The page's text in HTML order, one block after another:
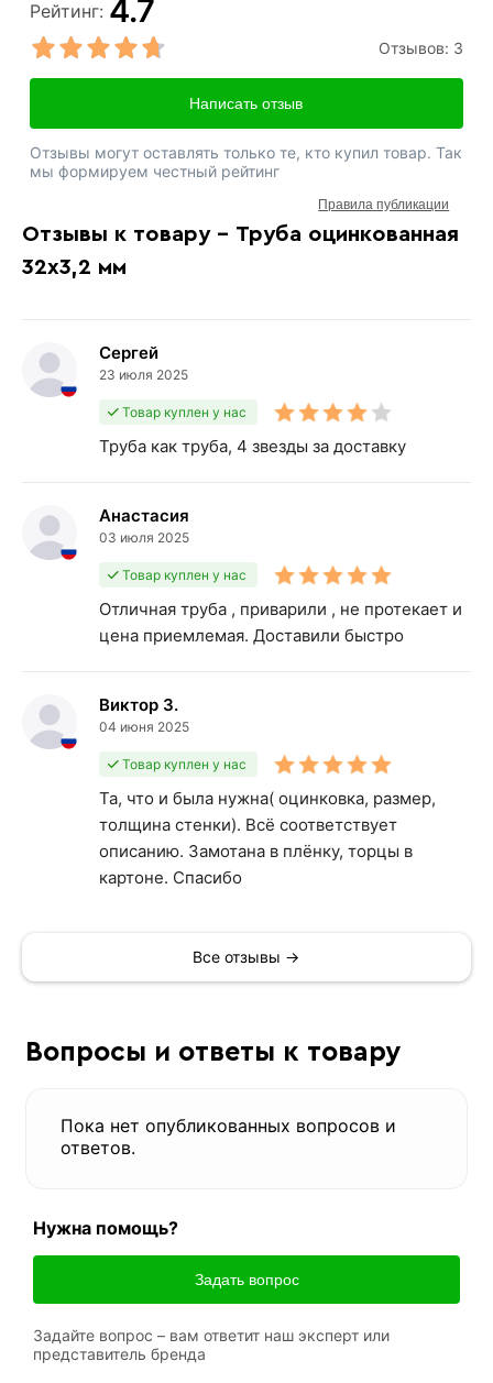
Отзывы к товару - Труба оцинкованная
32х3,2 мм
Сергей
23 июля 2025
Товар куплен у нас
Труба как труба, 4 звезды за доставку
Анастасия
03 июля 2025
Товар куплен у нас
Отличная труба , приварили , не протекает и
цена приемлемая. Доставили быстро
Виктор З.
04 июня 2025
Товар куплен у нас
Та, что и была нужна( оцинковка, размер,
толщина стенки). Всё соответствует
описанию. Замотана в плёнку, торцы в
картоне. Спасибо
Все отзывы →
Рейтинг: 4.7
Отзывов: 3
Написать отзыв
Отзывы могут оставлять только те, кто купил товар. Так
мы формируем честный рейтинг
Правила публикации
Вопросы и ответы к товару
Пока нет опубликованных вопросов и
ответов.
Нужна помощь?
Задать вопрос
Задайте вопрос – вам ответит наш эксперт или
представитель бренда